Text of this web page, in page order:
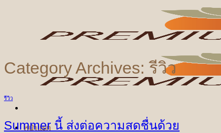
หน้าแรก
Category Archives: รีวิว
รีวิว
Summer นี้ ส่งต่อความสดชื่นด้วย